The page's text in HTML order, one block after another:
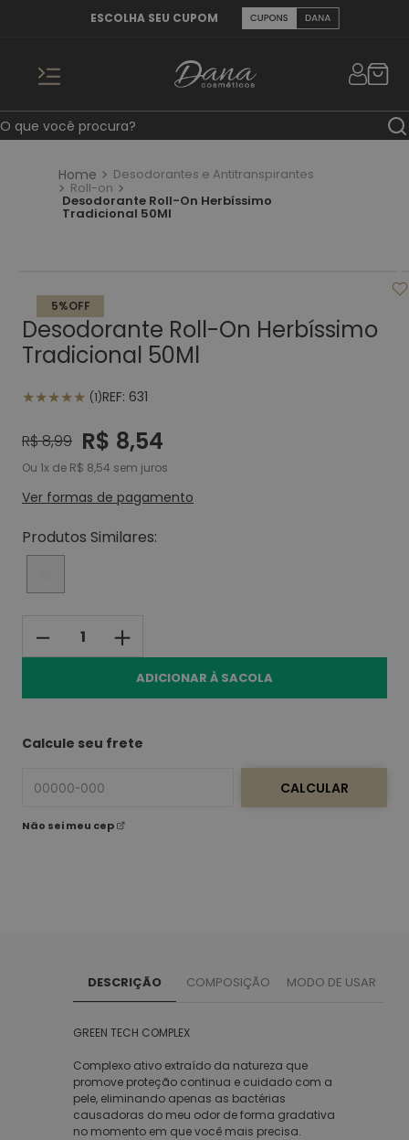
ESCOLHA SEU CUPOM
O que você procura?
TERMOS MAIS BUSCADOS
desodorante aerossol
desodorante twist
5º
desodorante bisnaga
º
desodorante spray
7º
colônia
desodorante creme tabu
9º
desodorante creme
10º gel
Desodorantes e Antitranspirantes
Roll-on
Desodorante Roll-On Herbíssimo
Tradicional 50Ml
5%OFF
Desodorante Roll-On Herbíssimo
Tradicional 50Ml
★★★★★ (1)REF: 631
R$8,99 R$ 8,54
Ou 1 de R$ 8,54 sem juros
Ver formas de pagamento
Produtos Similares:
＋
－
ADICIONAR À SACOLA
Calcule seu frete
CALCULAR
Não sei meu cep
DESCRIÇÃO COMPOSIÇÃO MODO DE USAR
GREEN TECH COMPLEX
Complexo ativo extraído da natureza que
promove proteção continua e cuidado com a
pele, eliminando apenas as bactérias
causadoras do meu odor de forma gradativa
no momento em que você mais precisa.